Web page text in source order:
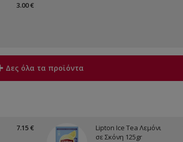
3.00 €
Δες όλα τα προϊόντα
7.15 €
Lipton Ice Tea Λεμόνι
σε Σκόνη 125gr